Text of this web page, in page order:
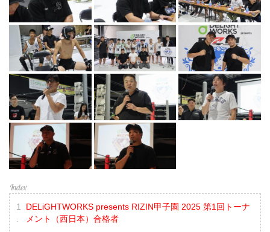
DELiGHTWORKS presents RIZIN甲子園 2025 第1回トーナ
メント（西日本）合格者